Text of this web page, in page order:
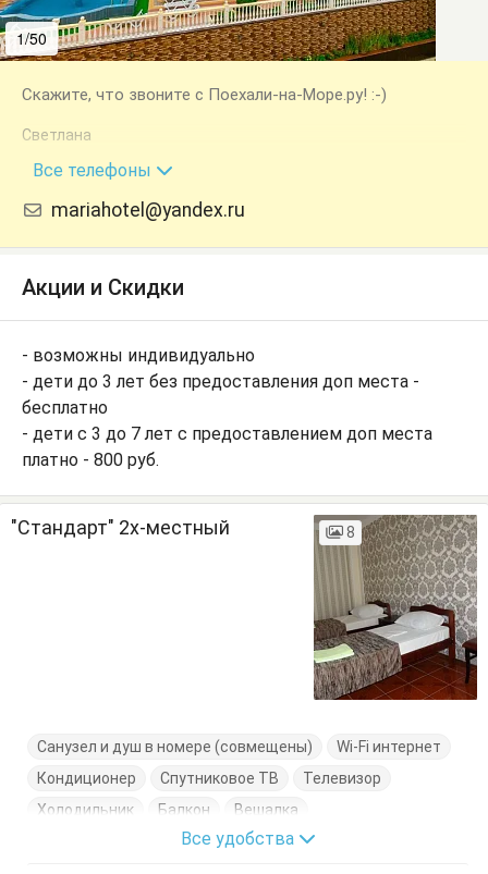
1/50
Скажите, что звоните с Поехали-на-Море.ру! :-)
Светлана
+7 (918) 103-97-27
Все телефоны
mariahotel@yandex.ru
Акции и Скидки
- возможны индивидуально
- дети до 3 лет без предоставления доп места -
бесплатно
- дети с 3 до 7 лет с предоставлением доп места
платно - 800 руб.
"Стандарт" 2х-местный 8
Санузел и душ в номере (совмещены)
Wi-Fi интернет
Кондиционер
Спутниковое ТВ
Телевизор
Холодильник
Балкон
Вешалка
Кровати односпальные
Пуфик Стулья
Все удобства